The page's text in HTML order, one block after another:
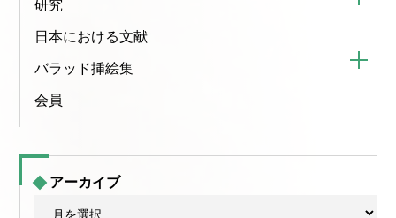
研究
日本における文献
バラッド挿絵集
会員
アーカイブ